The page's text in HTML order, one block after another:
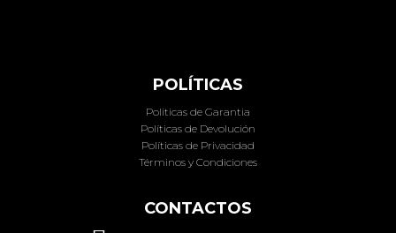
POLÍTICAS
Politicas de Garantia
Políticas de Devolución
Políticas de Privacidad
Términos y Condiciones
CONTACTOS